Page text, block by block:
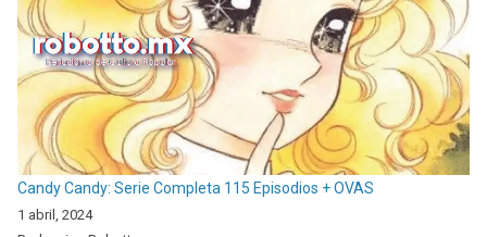
Candy Candy: Serie Completa 115 Episodios + OVAS
1 abril, 2024